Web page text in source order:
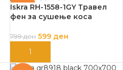
-25%
Iskra RH-1558-1GY Травел
фен за сушење коса
799ден 599 ден
ДОДАЈ ВО КОШНИЦА